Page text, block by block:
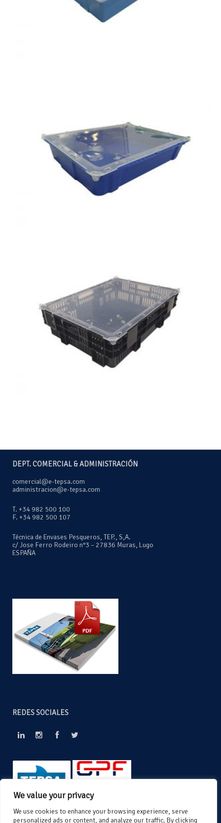
We value your privacy
We use cookies to enhance your browsing experience, serve
personalized ads or content, and analyze our traffic. By clicking
DEPT. COMERCIAL & ADMINISTRACIÓN
comercial@e-tepsa.com
administracion@e-tepsa.com
T. +34 982 500 100
F. +34 982 500 107
Técnica de Envases Pesqueros, TEP., S,A.
c/ Jose Ferro Rodeiro n°3 – 27836 Muras, Lugo
ESPAÑA
REDES SOCIALES